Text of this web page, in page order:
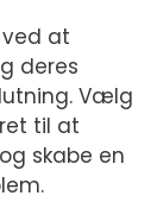
at
deres
Vælg
til at
skabe en